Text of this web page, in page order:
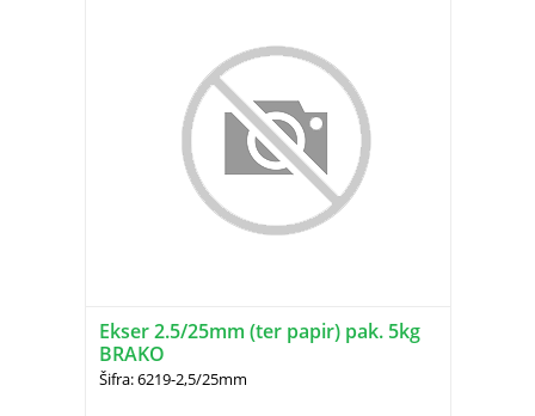
Ekser 2.5/25mm (ter papir) pak. 5kg
BRAKO
Šifra: 6219-2,5/25mm